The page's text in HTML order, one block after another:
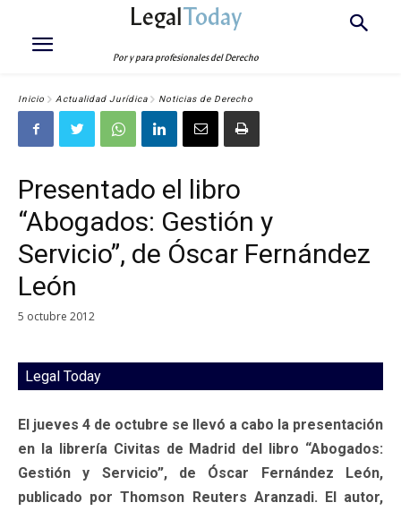
LegalToday
Por y para profesionales del Derecho
Inicio Actualidad Jurídica Noticias de Derecho
Presentado el libro
“Abogados: Gestión y
Servicio”, de Óscar Fernández
León
5 octubre 2012
Legal Today
El jueves 4 de octubre se llevó a cabo la presentación
en la librería Civitas de Madrid del libro “Abogados:
Gestión y Servicio”, de Óscar Fernández León,
publicado por Thomson Reuters Aranzadi. El autor,